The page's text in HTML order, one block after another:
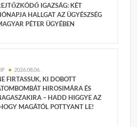
IGAZSÁG: KÉT
HALLGAT AZ ÜGYÉSZSÉG
PÉTER ÜGYÉBEN
2026.08.06.
FIRTASSUK, KI DOBOTT
HIROSIMÁRA ÉS
– HADD HIGGYE AZ
MAGÁTÓL POTTYANT LE!